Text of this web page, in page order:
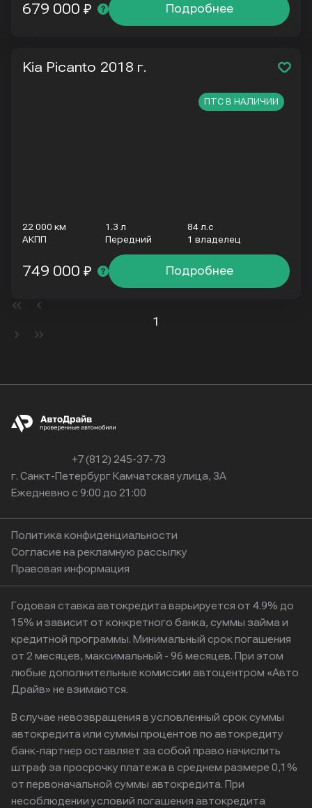
Подробнее
679 000 ₽
Kia Picanto 2018 г.
22 000 км 1.3 л
84 л.с
АКПП
Передний 1 владелец
ПТС В НАЛИЧИИ
Подробнее
749 000 ₽
1
+7 (812) 245-37-73
г. Санкт-Петербург Камчатская улица, 3А
Ежедневно с 9:00 до 21:00
Политика конфиденциальности
Согласие на рекламную рассылку
Правовая информация
Годовая ставка автокредита варьируется от 4.9% до
15% и зависит от конкретного банка, суммы займа и
кредитной программы. Минимальный срок погашения
от 2 месяцев, максимальный - 96 месяцев. При этом
любые дополнительные комиссии автоцентром «Авто
Драйв» не взимаются.
В случае невозвращения в условленный срок суммы
автокредита или суммы процентов по автокредиту
банк-партнер оставляет за собой право начислить
штраф за просрочку платежа в среднем размере 0,1%
от первоначальной суммы автокредита. При
несоблюдении условий погашения автокредита